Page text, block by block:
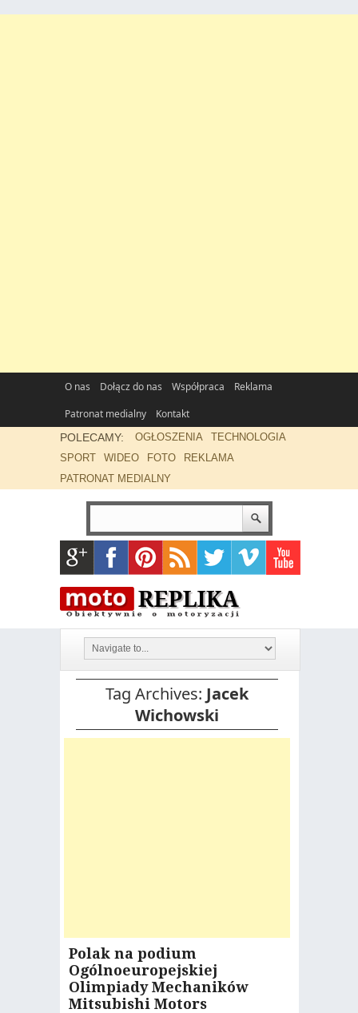
O nas Dołącz do nas Współpraca
Reklama
Patronat medialny
Kontakt
POLECAMY: OGŁOSZENIA
TECHNOLOGIA
SPORT
WIDEO FOTO
REKLAMA
PATRONAT MEDIALNY
Tag Archives: Jacek
Wichowski
Polak na podium
Ogólnoeuropejskiej
Olimpiady Mechaników
Mitsubishi Motors